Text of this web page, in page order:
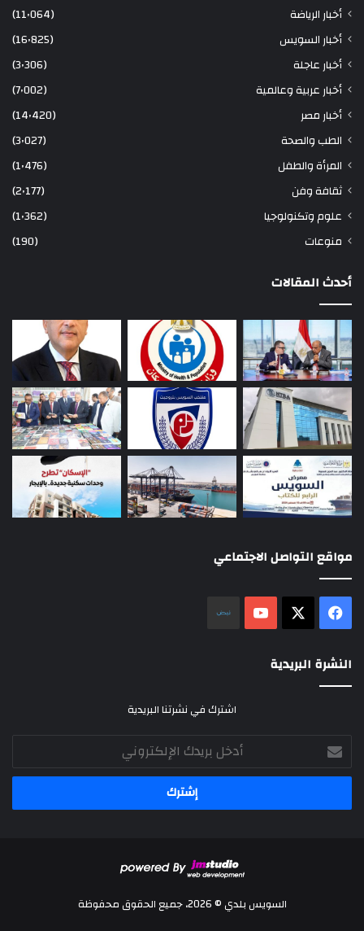
أخبار الرياضة
(11٬064)
أخبار السويس
(16٬825)
أخبار عاجلة
(3٬306)
أخبار عربية وعالمية
(7٬002)
أخبار مصر
(14٬420)
الطب والصحة
(3٬027)
المرأة والطفل
(1٬476)
ثقافة وفن
(2٬177)
علوم وتكنولوجيا
(1٬362)
منوعات
(190)
أحدث المقالات
مواقع التواصل الاجتماعي
فيسبوك ‫YouTube
النشرة البريدية
اشترك في نشرتنا البريدية
أدخل
بريدك
الإلكتروني
السويس بلدي © 2026، جميع الحقوق محفوظة